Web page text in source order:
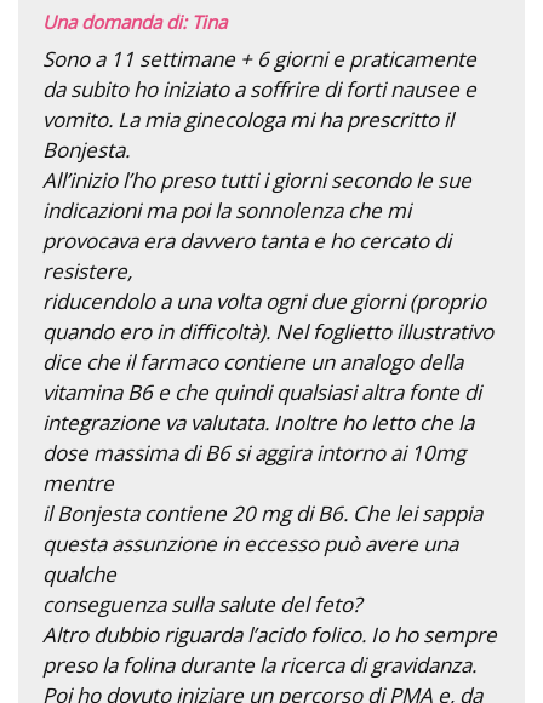
Una domanda di: Tina
Sono a 11 settimane + 6 giorni e praticamente
da subito ho iniziato a soffrire di forti nausee e
vomito. La mia ginecologa mi ha prescritto il
Bonjesta.
All’inizio l’ho preso tutti i giorni secondo le sue
indicazioni ma poi la sonnolenza che mi
provocava era davvero tanta e ho cercato di
resistere,
riducendolo a una volta ogni due giorni (proprio
quando ero in difficoltà). Nel foglietto illustrativo
dice che il farmaco contiene un analogo della
vitamina B6 e che quindi qualsiasi altra fonte di
integrazione va valutata. Inoltre ho letto che la
dose massima di B6 si aggira intorno ai 10mg
mentre
il Bonjesta contiene 20 mg di B6. Che lei sappia
questa assunzione in eccesso può avere una
qualche
conseguenza sulla salute del feto?
Altro dubbio riguarda l’acido folico. Io ho sempre
preso la folina durante la ricerca di gravidanza.
Poi ho dovuto iniziare un percorso di PMA e, da